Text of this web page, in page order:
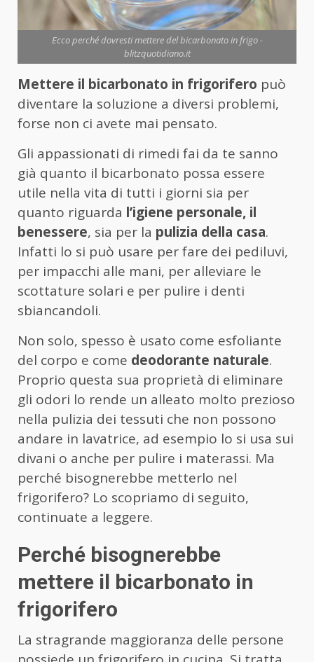
Ecco perché dovresti mettere del bicarbonato in frigo -
blitzquotidiano.it
Mettere il bicarbonato in frigorifero può
diventare la soluzione a diversi problemi,
forse non ci avete mai pensato.
Gli appassionati di rimedi fai da te sanno
già quanto il bicarbonato possa essere
utile nella vita di tutti i giorni sia per
quanto riguarda l’igiene personale, il
benessere, sia per la pulizia della casa.
Infatti lo si può usare per fare dei pediluvi,
per impacchi alle mani, per alleviare le
scottature solari e per pulire i denti
sbiancandoli.
Non solo, spesso è usato come esfoliante
del corpo e come deodorante naturale.
Proprio questa sua proprietà di eliminare
gli odori lo rende un alleato molto prezioso
nella pulizia dei tessuti che non possono
andare in lavatrice, ad esempio lo si usa sui
divani o anche per pulire i materassi. Ma
perché bisognerebbe metterlo nel
frigorifero? Lo scopriamo di seguito,
continuate a leggere.
Perché bisognerebbe
mettere il bicarbonato in
frigorifero
La stragrande maggioranza delle persone